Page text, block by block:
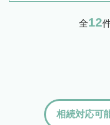
全12
相続対応可